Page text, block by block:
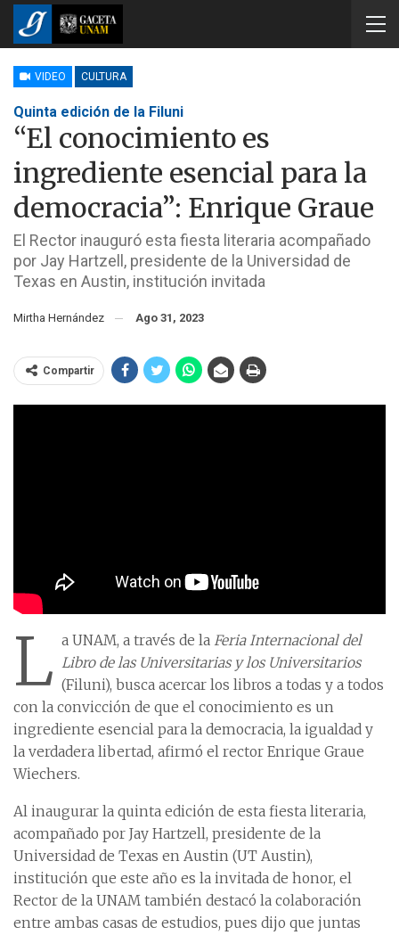
VIDEO CULTURA
Quinta edición de la Filuni
“El conocimiento es
ingrediente esencial para la
democracia”: Enrique Graue
El Rector inauguró esta fiesta literaria acompañado
por Jay Hartzell, presidente de la Universidad de
Texas en Austin, institución invitada
Mirtha Hernández Ago 31, 2023
Compartir
L a UNAM, a través de la Feria Internacional del
Libro de las Universitarias y los Universitarios
(Filuni), busca acercar los libros a todas y a todos
con la convicción de que el conocimiento es un
ingrediente esencial para la democracia, la igualdad y
la verdadera libertad, afirmó el rector Enrique Graue
Wiechers.
Al inaugurar la quinta edición de esta fiesta literaria,
acompañado por Jay Hartzell, presidente de la
Universidad de Texas en Austin (UT Austin),
institución que este año es la invitada de honor, el
Rector de la UNAM también destacó la colaboración
entre ambas casas de estudios, pues dijo que juntas